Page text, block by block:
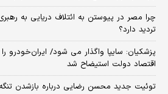
چرا مصر در پیوستن به ائتلاف دریایی به رهبری
تردید دارد؟
پزشکیان: سایپا واگذار می شود/ ایران‌خودرو را
اقتصاد دولت استیضاح شد
توئیت جدید محسن رضایی درباره بازشدن